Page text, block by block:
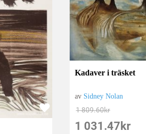
Kadaver i träsket
av Sidney Nolan
1 809.60kr
1 031.47 kr